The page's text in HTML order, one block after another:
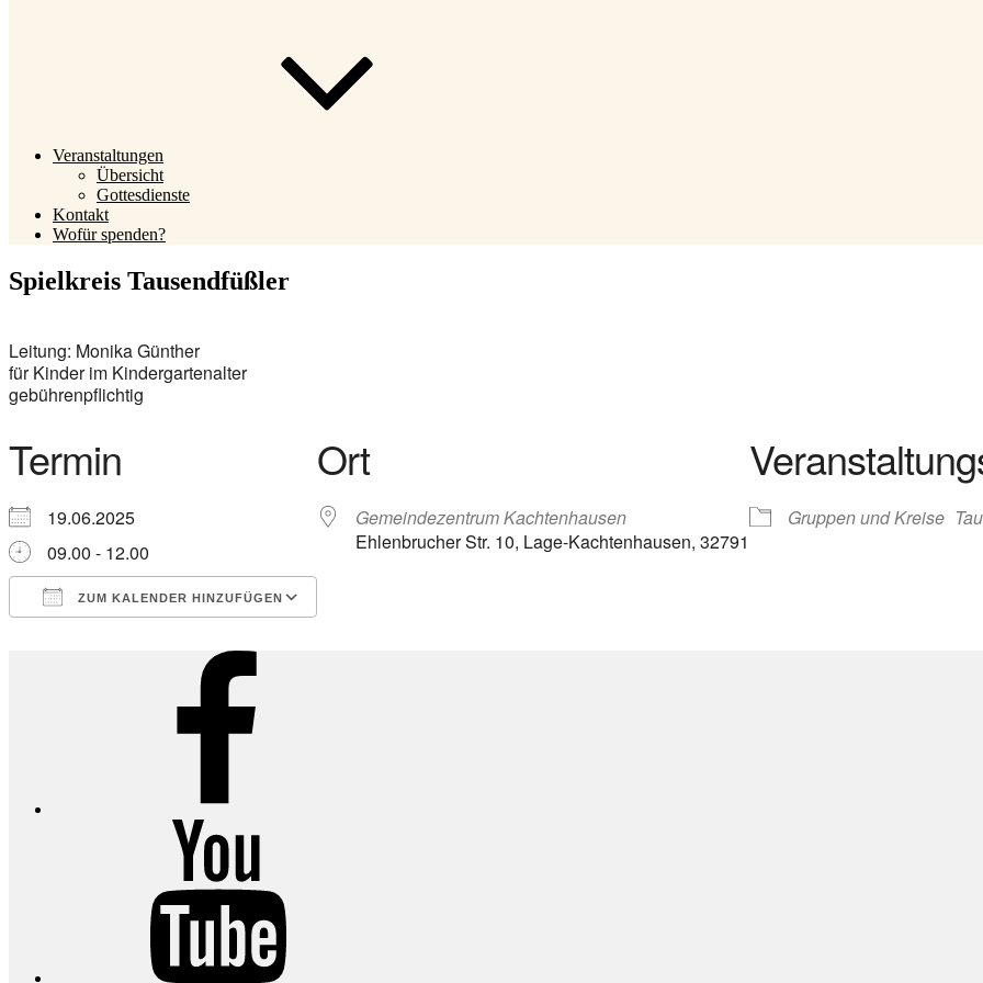
Veranstaltungen
Übersicht
Gottesdienste
Kontakt
Wofür spenden?
Spielkreis Tausendfüßler
Leitung: Monika Günther
für Kinder im Kindergartenalter
gebührenpflichtig
Termin
19.06.2025
09.00 - 12.00
ZUM KALENDER HINZUFÜGEN
Google Kalender
iCalendarOffice 365
Ort
Gemeindezentrum Kachtenhausen
Ehlenbrucher Str. 10, Lage-Kachtenhausen, 32791
Gruppen und Kreise